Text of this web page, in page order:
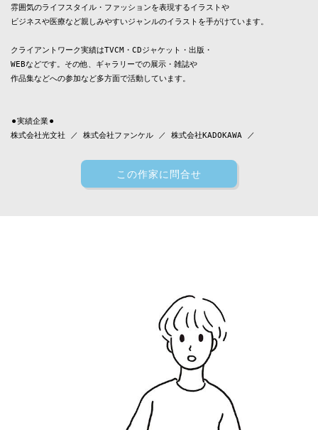
雰囲気のライフスタイル・ファッションを表現するイラストや
ビジネスや医療など親しみやすいジャンルのイラストを手がけています。
クライアントワーク実績はTVCM・CDジャケット・出版・
WEBなどです。その他、ギャラリーでの展示・雑誌や
作品集などへの参加など多方面で活動しています。
⚫︎実績企業⚫︎
株式会社光文社 ／ 株式会社ファンケル ／ 株式会社KADOKAWA ／
株式会社ジャストシステム ／ キングレコード株式会社 ／ 株式会社リクルート ／
旭化成ファーマ株式会社 ／ 武田コンシューマーヘルスケア株式会社 ／
この作家に問合せ